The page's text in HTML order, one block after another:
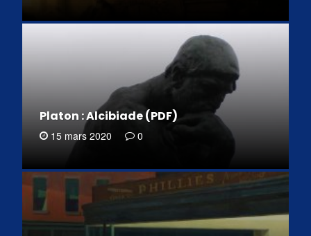
Platon : Alcibiade (PDF)
15 mars 2020 0